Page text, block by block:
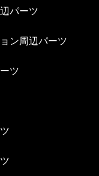
パーツ
ン周辺パーツ
ツ